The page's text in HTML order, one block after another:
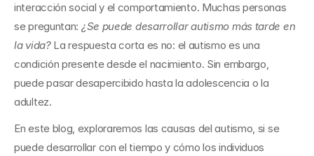
interacción social y el comportamiento. Muchas personas
se preguntan: ¿Se puede desarrollar autismo más tarde en
la vida? La respuesta corta es no: el autismo es una
condición presente desde el nacimiento. Sin embargo,
puede pasar desapercibido hasta la adolescencia o la
adultez.
En este blog, exploraremos las causas del autismo, si se
puede desarrollar con el tiempo y cómo los individuos